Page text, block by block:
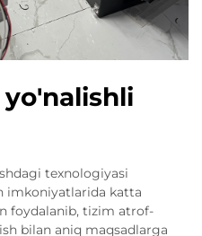
texnologiyasi
imkoniyatlarida katta
foydalanib, tizim atrof-
bilan aniq maqsadlarga